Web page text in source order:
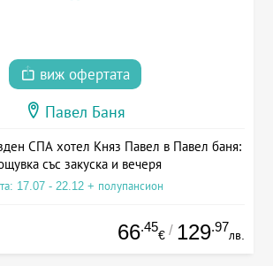
виж офертата
Павел Баня
СПА хотел Княз Павел в Павел баня:
със закуска и вечеря
17.07 - 22.12 + полупансион
66.45
€ / 129.97
лв.